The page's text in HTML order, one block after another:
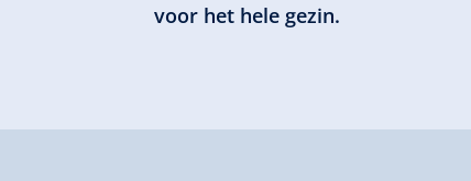
voor het hele gezin.